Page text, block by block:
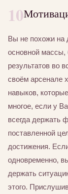
10
Вы не похожи на
основной массы,
результатов во
своём арсенале
навыков,
многое, если у
всегда держать
поставленной
достижения.
одновременно,
держать
этого.